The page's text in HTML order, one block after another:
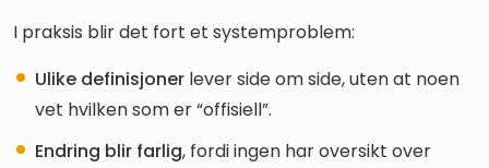
I praksis blir det fort et systemproblem:
Ulike definisjoner lever side om side, uten at noen
vet hvilken som er “offisiell”.
Endring blir farlig, fordi ingen har oversikt over